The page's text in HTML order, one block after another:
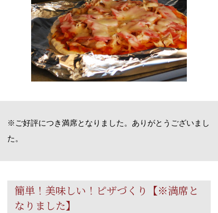
※ご好評につき満席となりました。ありがとうございまし
た。
簡単！美味しい！ピザづくり【※満席と
なりました】